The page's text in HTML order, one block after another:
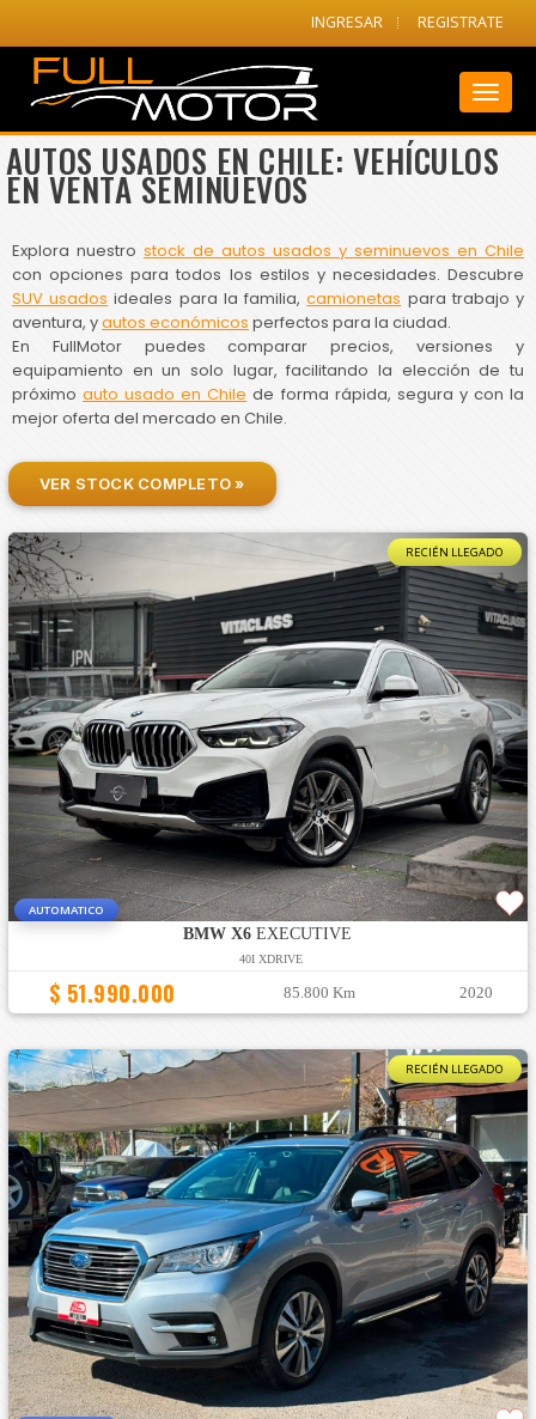
INGRESAR REGISTRATE
AUTOS USADOS EN CHILE: VEHÍCULOS
EN VENTA SEMINUEVOS
Explora nuestro stock de autos usados y seminuevos en Chile
con opciones para todos los estilos y necesidades. Descubre
SUV usados ideales para la familia,camionetas para trabajo y
aventura, yautos económicos perfectos para la ciudad.
En FullMotor puedes comparar precios, versiones y
equipamiento en un solo lugar, facilitando la elección de tu
próximoauto usado en Chile de forma rápida, segura y con la
mejor oferta del mercado en Chile.
VER STOCK COMPLETO »
RECIÉN LLEGADO
AUTOMATICO
BMW X6 EXECUTIVE
40I XDRIVE
$ 51.990.000 85.800 Km 2020
RECIÉN LLEGADO